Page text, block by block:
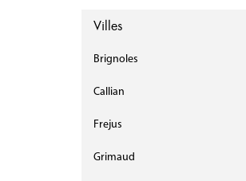
Villes
Brignoles
Callian
Frejus
Grimaud